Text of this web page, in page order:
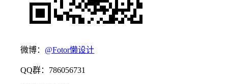
微博： @Fotor懒设计
QQ群：786056731